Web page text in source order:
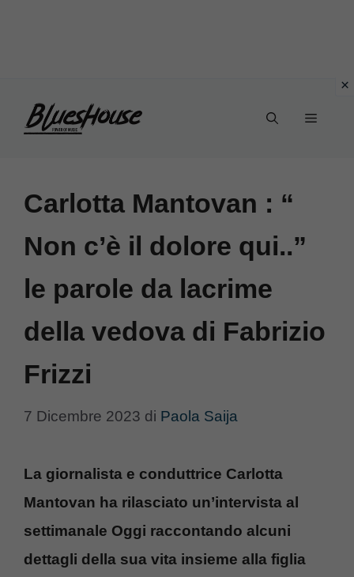
Menu
Carlotta Mantovan : “
Non c’è il dolore qui..”
le parole da lacrime
della vedova di Fabrizio
Frizzi
7 Dicembre 2023 di Paola Saija
La giornalista e conduttrice Carlotta
Mantovan ha rilasciato un’intervista al
settimanale Oggi raccontando alcuni
dettagli della sua vita insieme alla figlia